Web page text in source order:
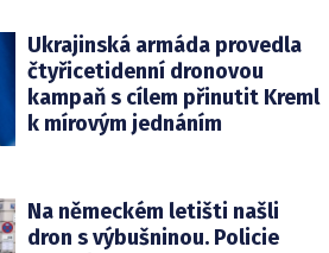
Ukrajinská armáda provedla
čtyřicetidenní dronovou
kampaň s cílem přinutit Kreml
k mírovým jednáním
Na německém letišti našli
dron s výbušninou. Policie